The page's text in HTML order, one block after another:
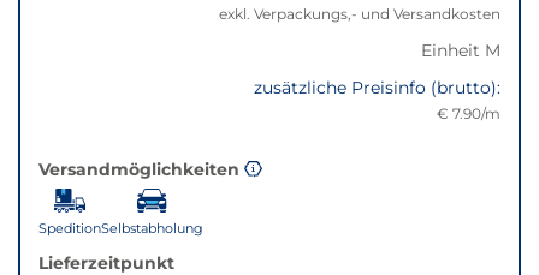
exkl. Verpackungs,- und Versandkosten
Einheit M
zusätzliche Preisinfo (brutto):
€ 7.90/m
Versandmöglichkeiten
SpeditionSelbstabholung
Lieferzeitpunkt